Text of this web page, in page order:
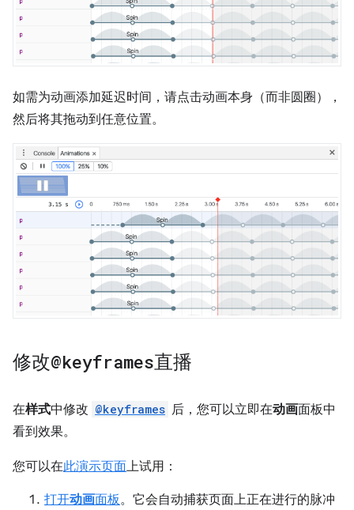
如需为动画添加延迟时间，请点击动画本身（而非圆圈），
然后将其拖动到任意位置。
修改@keyframes直播
在样式中修改 @keyframes 后，您可以立即在动画面板中
看到效果。
您可以在此演示页面上试用：
打开动画面板。它会自动捕获页面上正在进行的脉冲